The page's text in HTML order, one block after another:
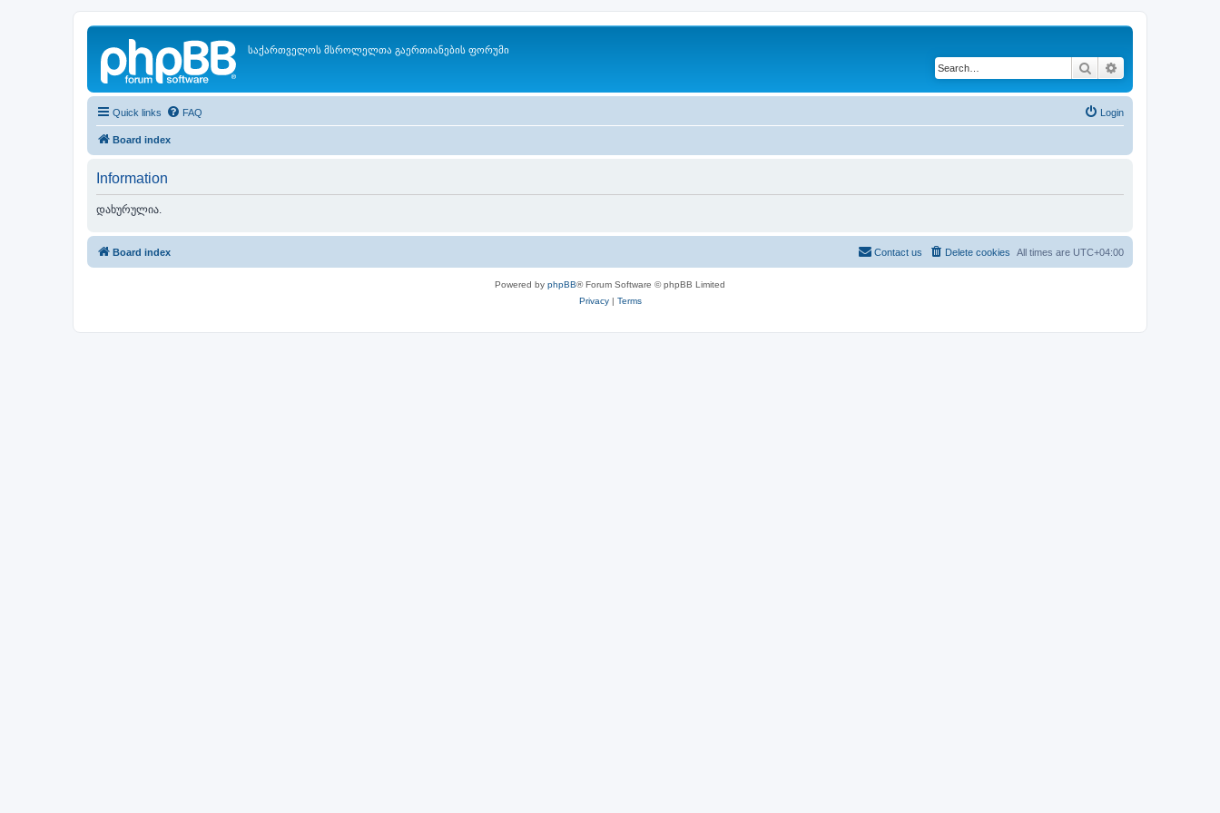
საქართველოს მსროლელთა გაერთიანების ფორუმი
Search
Quick links FAQ Login
Board index
Information
დახურულია.
Board index All times are UTC+04:00
Delete cookies
Contact us
Powered by phpBB® Forum Software © phpBB Limited
Privacy| Terms